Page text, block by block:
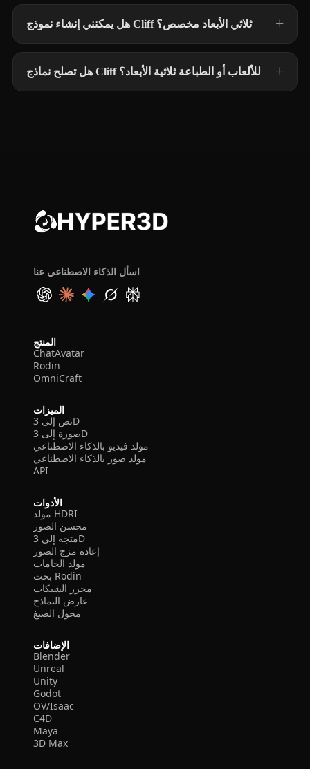
هل يمكنني إنشاء نموذج Cliff ثلاثي الأبعاد مخصص؟
هل تصلح نماذج Cliff للألعاب أو الطباعة ثلاثية الأبعاد؟
اسأل الذكاء الاصطناعي عنا
المنتج
ChatAvatar
Rodin
OmniCraft
الميزات
نص إلى 3D
صورة إلى 3D
مولد فيديو بالذكاء الاصطناعي
مولد صور بالذكاء الاصطناعي
API
الأدوات
مولد HDRI
محسن الصور
متجه إلى 3D
إعادة مزج الصور
مولد الخامات
بحث Rodin
محرر الشبكات
عارض النماذج
محول الصيغ
الإضافات
Blender
Unreal
Unity
Godot
OV/Isaac
C4D
Maya
3D Max